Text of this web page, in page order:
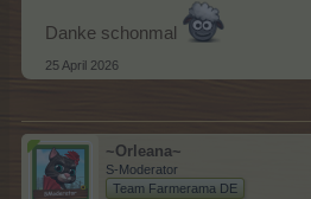
Danke schonmal
25 April 2026
~Orleana~
S-Moderator
Team Farmerama DE